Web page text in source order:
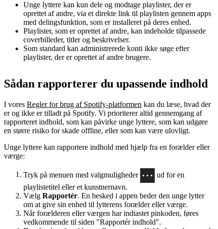
Unge lyttere kan kun dele og modtage playlister, der er
oprettet af andre, via et direkte link til playlisten gennem apps
med delingsfunktion, som er installeret på deres enhed.
Playlister, som er oprettet af andre, kan indeholde tilpassede
coverbilleder, titler og beskrivelser.
Som standard kan administrerede konti ikke søge efter
playlister, der er oprettet af andre brugere.
Sådan rapporterer du upassende indhold
I vores Regler for brug af Spotify-platformen kan du læse, hvad der
er og ikke er tilladt på Spotify. Vi prioriterer altid gennemgang af
rapporteret indhold, som kan påvirke unge lyttere, som kan udgøre
en større risiko for skade offline, eller som kan være ulovligt.
Unge lyttere kan rapportere indhold med hjælp fra en forælder eller
værge:
Tryk på menuen med valgmuligheder
ud for en
playlistetitel eller et kunstnernavn.
Vælg Rapportér. En besked i appen beder den unge lytter
om at give sin enhed til lytterens forælder eller værge.
Når forælderen eller værgen har indtastet pinkoden, føres
vedkommende til siden "Rapportér indhold".